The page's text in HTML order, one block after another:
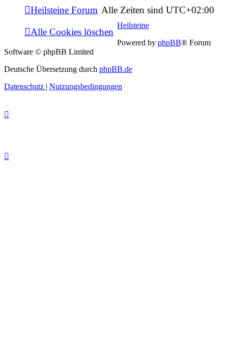
Heilsteine Forum Alle Zeiten sind UTC+02:00
Alle Cookies löschen
Heilsteine
Powered by phpBB® Forum
Software © phpBB Limited
Deutsche Übersetzung durch phpBB.de
Datenschutz | Nutzungsbedingungen